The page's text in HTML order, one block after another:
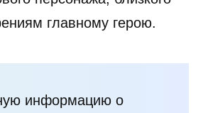
главному герою.
информацию о